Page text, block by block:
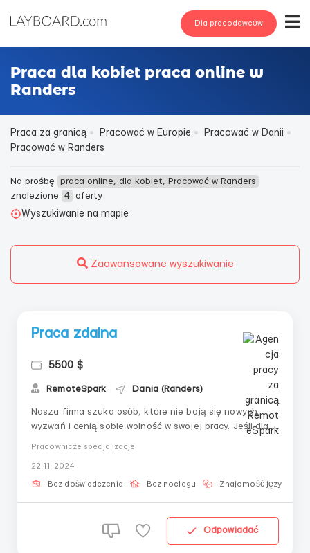
Dla pracodawców
Praca dla kobiet praca online w
Randers
Praca za granicą Pracować w Europie
Pracować w Danii
Pracować w Randers
Na prośbę praca online, dla kobiet, Pracować w Randers
znalezione
4 oferty
Wyszukiwanie na mapie
Zaawansowane wyszukiwanie
Praca zdalna
5500 $
RemoteSpark Dania (Randers)
Nasza firma szuka osób, które nie boją się nowych
wyzwań i cenią sobie wolność w swojej pracy. Jeśli dla
życie — z przyjemnością powitamy Cię w naszym
zespole. Co oferujemy: Praca zdal...
Pracownicze specjalizacje
22-11-2024
Bez doświadczenia Bez noclegu Znajomość języka
Odpowiadać